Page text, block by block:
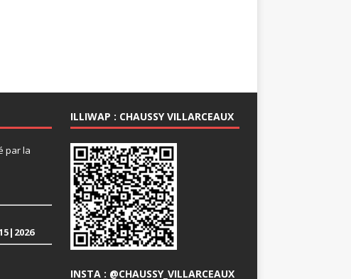
par la
ILLIWAP : CHAUSSY VILLARCEAUX
INSTA : @CHAUSSY_VILLARCEAUX